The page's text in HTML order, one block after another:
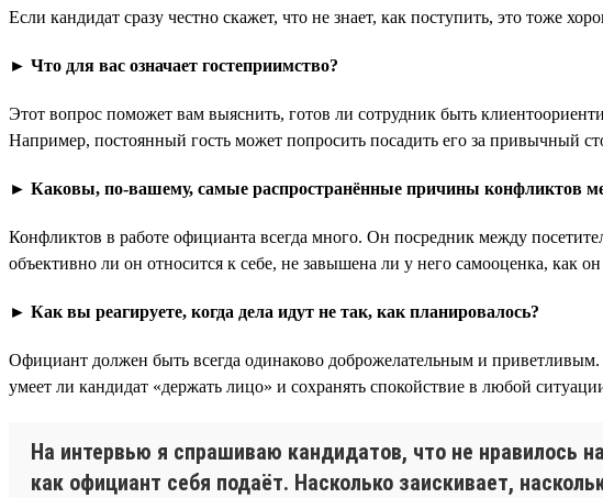
Если кандидат сразу честно скажет, что не знает, как поступить, это тоже
► Что для вас означает гостеприимство?
Этот вопрос поможет вам выяснить, готов ли сотрудник быть
Например, постоянный гость может попросить посадить его за привычный
► Каковы, по-вашему, самые распространённые причины конфликтов
Конфликтов в работе официанта всегда много. Он посредник между
объективно ли он относится к себе, не завышена ли у него самооценка, как
► Как вы реагируете, когда дела идут не так, как планировалось?
Официант должен быть всегда одинаково доброжелательным и
умеет ли кандидат «держать лицо» и сохранять спокойствие в любой
На интервью я спрашиваю кандидатов, что не нравилось
как официант себя подаёт. Насколько заискивает,